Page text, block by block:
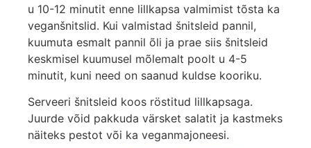
u 10-12 minutit enne lillkapsa valmimist tõsta ka
veganšnitslid. Kui valmistad šnitsleid pannil,
kuumuta esmalt pannil õli ja prae siis šnitsleid
keskmisel kuumusel mõlemalt poolt u 4-5
minutit, kuni need on saanud kuldse kooriku.
Serveeri šnitsleid koos röstitud lillkapsaga.
Juurde võid pakkuda värsket salatit ja kastmeks
näiteks pestot või ka veganmajoneesi.